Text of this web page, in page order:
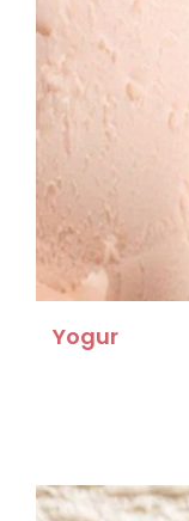
Yogur